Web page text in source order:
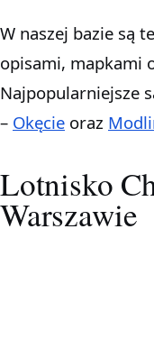
W naszej bazie są
opisami, mapkami
Najpopularniejsze
– Okęcie oraz
Lotnisko
Warszawie